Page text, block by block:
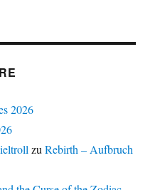
2026
zuRebirth – Aufbruch